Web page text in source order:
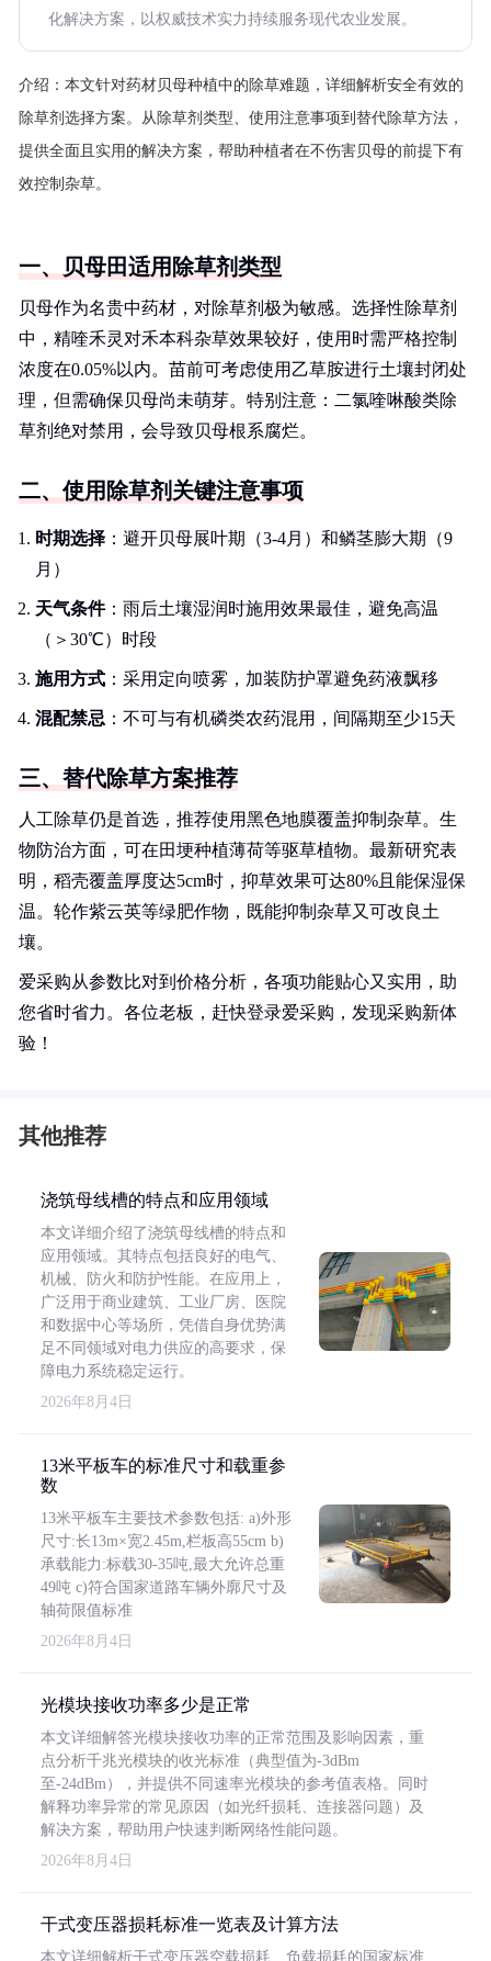
化解决方案，以权威技术实力持续服务现代农业发展。
介绍： 本文针对药材贝母种植中的除草难题，详细解析安全有效的
除草剂选择方案。从除草剂类型、使用注意事项到替代除草方法，
提供全面且实用的解决方案，帮助种植者在不伤害贝母的前提下有
效控制杂草。
一、贝母田适用除草剂类型
贝母作为名贵中药材，对除草剂极为敏感。选择性除草剂
中，精喹禾灵对禾本科杂草效果较好，使用时需严格控制
浓度在0.05%以内。苗前可考虑使用乙草胺进行土壤封闭处
理，但需确保贝母尚未萌芽。特别注意：二氯喹啉酸类除
草剂绝对禁用，会导致贝母根系腐烂。
二、使用除草剂关键注意事项
时期选择 ：避开贝母展叶期（3-4月）和鳞茎膨大期（9
月）
天气条件：雨后土壤湿润时施用效果最佳，避免高温
（＞30℃）时段
施用方式 ：采用定向喷雾，加装防护罩避免药液飘移
混配禁忌 ：不可与有机磷类农药混用，间隔期至少15天
三、替代除草方案推荐
人工除草仍是首选，推荐使用黑色地膜覆盖抑制杂草。生
物防治方面，可在田埂种植薄荷等驱草植物。最新研究表
明，稻壳覆盖厚度达5cm时，抑草效果可达80%且能保湿保
温。轮作紫云英等绿肥作物，既能抑制杂草又可改良土
壤。
爱采购从参数比对到价格分析，各项功能贴心又实用，助
您省时省力。各位老板，赶快登录爱采购，发现采购新体
验！
其他推荐
浇筑母线槽的特点和应用领域
本文详细介绍了浇筑母线槽的特点和
应用领域。其特点包括良好的电气、
机械、防火和防护性能。在应用上，
广泛用于商业建筑、工业厂房、医院
和数据中心等场所，凭借自身优势满
足不同领域对电力供应的高要求，保
障电力系统稳定运行。
2026年8月4日
13米平板车的标准尺寸和载重参
数
13米平板车主要技术参数包括: a)外形
尺寸:长13m×宽2.45m,栏板高55cm b)
承载能力:标载30-35吨,最大允许总重
49吨 c)符合国家道路车辆外廓尺寸及
轴荷限值标准
2026年8月4日
光模块接收功率多少是正常
本文详细解答光模块接收功率的正常范围及影响因素，重
点分析千兆光模块的收光标准（典型值为-3dBm
至-24dBm），并提供不同速率光模块的参考值表格。同时
解释功率异常的常见原因（如光纤损耗、连接器问题）及
解决方案，帮助用户快速判断网络性能问题。
2026年8月4日
干式变压器损耗标准一览表及计算方法
本文详细解析干式变压器空载损耗、负载损耗的国家标准